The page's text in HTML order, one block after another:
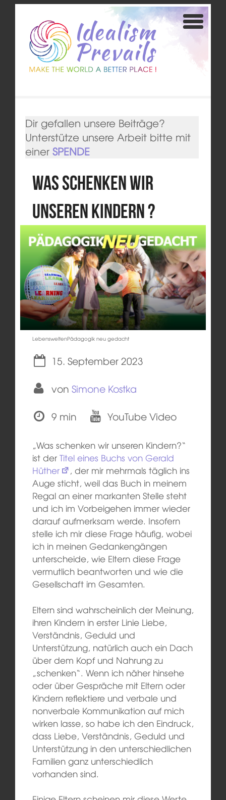
Dir gefallen unsere Beiträge?
Unterstütze unsere Arbeit bitte mit
einer SPENDE
Was schenken wir
unseren Kindern ?
LebensweltenPädagogik neu gedacht
15. September 2023
von Simone Kostka
9 min
YouTube Video
„Was schenken wir unseren Kindern?“
ist der Titel eines Buchs von Gerald
Hüther
, der mir mehrmals täglich ins
Auge sticht, weil das Buch in meinem
Regal an einer markanten Stelle steht
und ich im Vorbeigehen immer wieder
darauf aufmerksam werde. Insofern
stelle ich mir diese Frage häufig, wobei
ich in meinen Gedankengängen
unterscheide, wie Eltern diese Frage
vermutlich beantworten und wie die
Gesellschaft im Gesamten.
Eltern sind wahrscheinlich der Meinung,
ihren Kindern in erster Linie Liebe,
Verständnis, Geduld und
Unterstützung, natürlich auch ein Dach
über dem Kopf und Nahrung zu
„schenken“. Wenn ich näher hinsehe
oder über Gespräche mit Eltern oder
Kindern reflektiere und verbale und
nonverbale Kommunikation auf mich
wirken lasse, so habe ich den Eindruck,
dass Liebe, Verständnis, Geduld und
Unterstützung in den unterschiedlichen
Familien ganz unterschiedlich
vorhanden sind.